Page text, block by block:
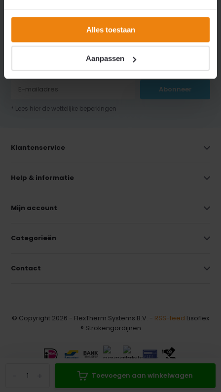
Alles toestaan
Aanpassen
Toevoegen aan winkelwagen
Ontvang de beste aanbiedingen en persoonlijk advies. Altijd
op de hoogte van de hoogste kortingen!
Abonneer
* Lees hier de wettelijke beperkingen
Klantenservice
Help & informatie
Mijn account
Categorieën
Contact
© Copyright 2026 - FlexTherm Systems B.V. - RSS-feed Lisoflex
® Strokengordijnen